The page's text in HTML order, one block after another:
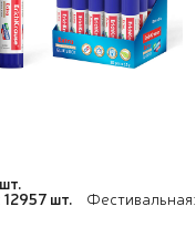
12957 шт. Фестивальная: